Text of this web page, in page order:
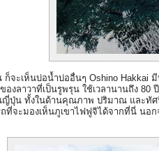
ก็จะเห็นบ่อน้ำบ่ออื่นๆ Oshino
งลาวาที่เป็นรูพรุน ใช้เวลานานถึง 80
ญี่ปุ่น ทั้งในด้านคุณภาพ ปริมาณ และทั
ที่จะมองเห็นภูเขาไฟฟูจิได้จากที่นี่ น